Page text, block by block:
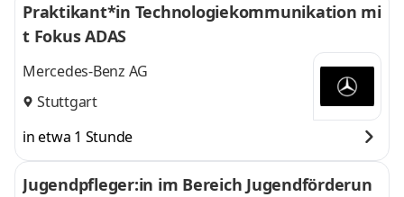
Praktikant*in Technologiekommunikation mi
t Fokus ADAS
Mercedes-Benz AG
Stuttgart
in etwa 1 Stunde
Jugendpfleger:in im Bereich Jugendförderun